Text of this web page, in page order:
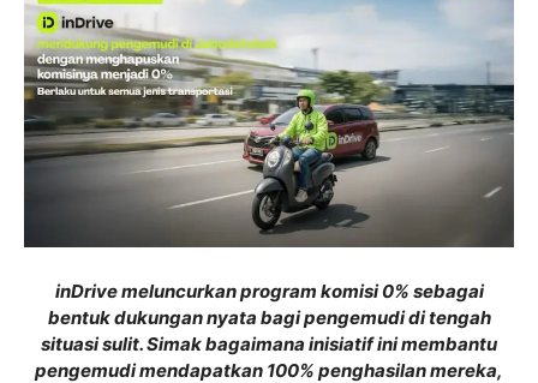
inDrive meluncurkan program komisi 0% sebagai
bentuk dukungan nyata bagi pengemudi di tengah
situasi sulit. Simak bagaimana inisiatif ini membantu
pengemudi mendapatkan 100% penghasilan mereka,